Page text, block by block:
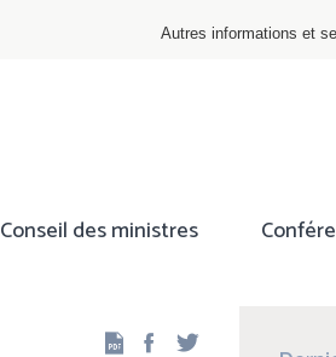
Autres informations et
Conseil des ministres
Facebook